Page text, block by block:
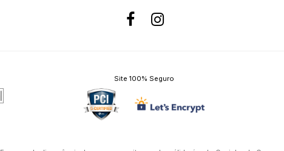
Site 100% Seguro